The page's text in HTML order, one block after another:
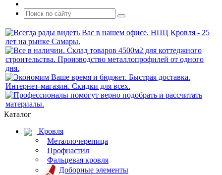
Каталог
Кровля
Металлочерепица
Профнастил
Фальцевая кровля
Доборные элементы